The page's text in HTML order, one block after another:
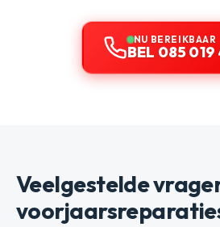
NU BEREIKBAAR
BEL 085 019
Veelgestelde